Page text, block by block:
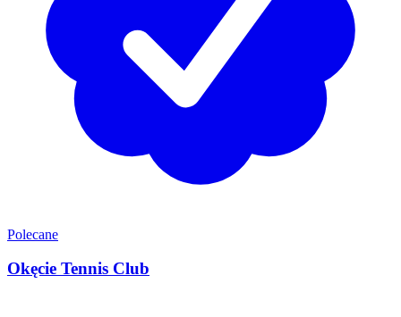
Polecane
Okęcie Tennis Club